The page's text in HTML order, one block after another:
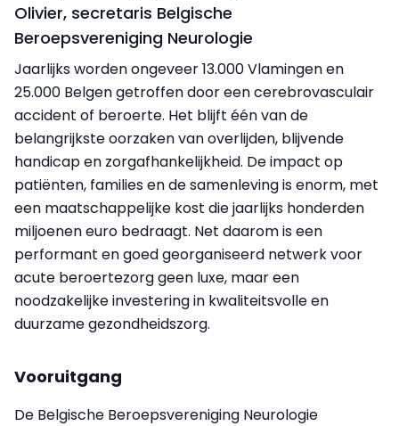
Olivier, secretaris Belgische
Beroepsvereniging Neurologie
Jaarlijks worden ongeveer 13.000 Vlamingen en
25.000 Belgen getroffen door een cerebrovasculair
accident of beroerte. Het blijft één van de
belangrijkste oorzaken van overlijden, blijvende
handicap en zorgafhankelijkheid. De impact op
patiënten, families en de samenleving is enorm, met
een maatschappelijke kost die jaarlijks honderden
miljoenen euro bedraagt. Net daarom is een
performant en goed georganiseerd netwerk voor
acute beroertezorg geen luxe, maar een
noodzakelijke investering in kwaliteitsvolle en
duurzame gezondheidszorg.
Vooruitgang
De Belgische Beroepsvereniging Neurologie